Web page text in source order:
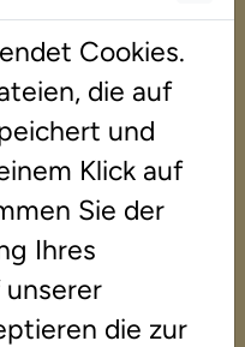
Tätigkeit bei
an
Derzeit
Cookies.
die auf
und
Klick auf
Sie der
Ihres
die zur